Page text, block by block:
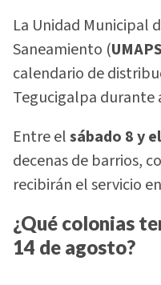
La Unidad Municipal
Saneamiento (UMAPS
calendario de
Tegucigalpa durante
Entre elsábado 8 y
decenas de barrios,
recibirán el servicio
¿Qué colonias
14 de agosto?